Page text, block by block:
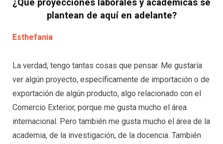
plantean de aquí en adelante?
Esthefania
La verdad, tengo tantas cosas que pensar. Me gustaría
ver algún proyecto, específicamente de importación o de
exportación de algún producto, algo relacionado con el
Comercio Exterior, porque me gusta mucho el área
internacional. Pero también me gusta mucho el área de la
academia, de la investigación, de la docencia. También